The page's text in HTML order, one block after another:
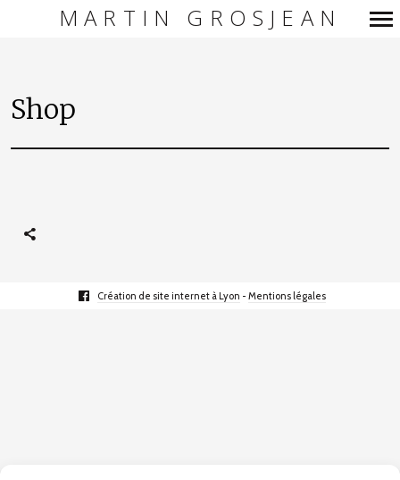
MARTIN GROSJEAN
Shop
facebook
Création de site internet à Lyon - Mentions légales